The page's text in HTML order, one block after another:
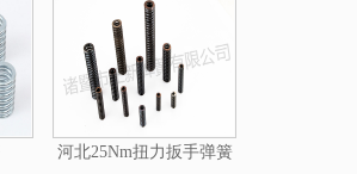
河北25Nm扭力扳手弹簧